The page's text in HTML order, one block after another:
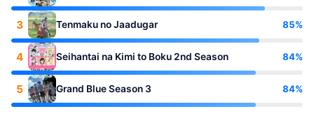
3 Tenmaku no Jaadugar 85%
4 Seihantai na Kimi to Boku 2nd Season 84%
5 Grand Blue Season 3 84%